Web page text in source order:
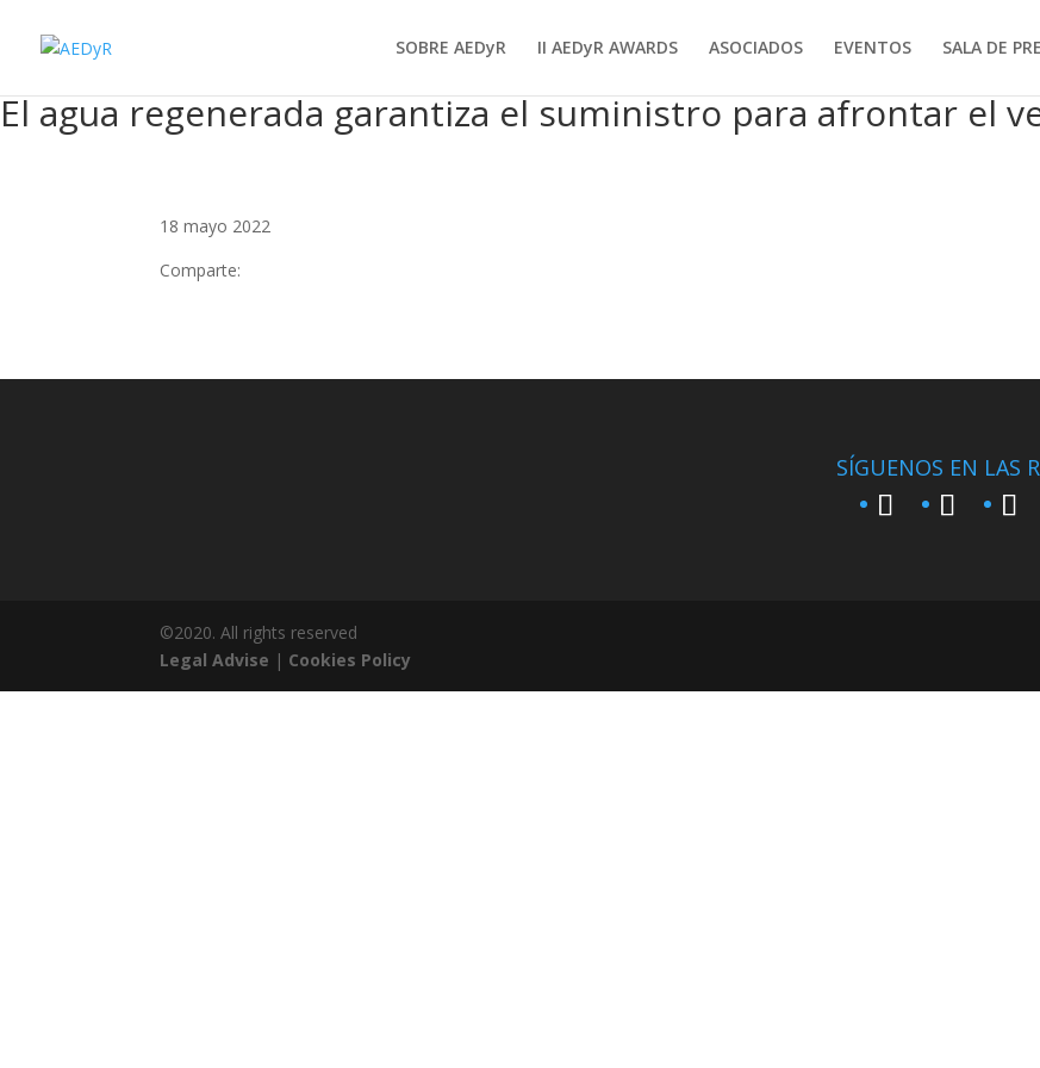
SOBRE AEDyR II AEDyR AWARDS ASOCIADOS EVENTOS SALA DE
El agua regenerada garantiza el suministro para afrontar el
18 mayo 2022
Comparte:
SÍGUENOS EN LAS
©2020. All rights reserved
Legal Advise | Cookies Policy